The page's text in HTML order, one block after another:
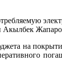
Акылбек
на